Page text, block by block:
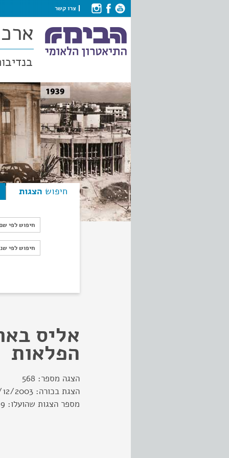
צרו קשר
חיפוש הצגות
חיפוש לפי
חיפוש לפי
חיפוש לפי
אליס
הפלאות
הצגה מספר: 568
הצגת בכורה: 2003
מספר הצגות שהועלו: